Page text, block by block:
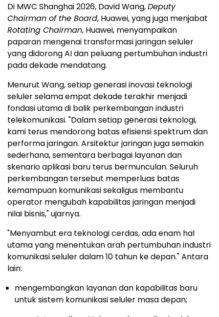
Di MWC Shanghai 2026, David Wang,Deputy
Chairman of the Board, Huawei, yang juga menjabat
Rotating Chairman, Huawei, menyampaikan
paparan mengenai transformasi jaringan seluler
yang didorong AI dan peluang pertumbuhan industri
pada dekade mendatang.
Menurut Wang, setiap generasi inovasi teknologi
seluler selama empat dekade terakhir menjadi
fondasi utama di balik perkembangan industri
telekomunikasi. "Dalam setiap generasi teknologi,
kami terus mendorong batas efisiensi spektrum dan
performa jaringan. Arsitektur jaringan juga semakin
sederhana, sementara berbagai layanan dan
skenario aplikasi baru terus bermunculan. Seluruh
perkembangan tersebut memperluas batas
kemampuan komunikasi sekaligus membantu
operator mengubah kapabilitas jaringan menjadi
nilai bisnis," ujarnya.
"Menyambut era teknologi cerdas, ada enam hal
utama yang menentukan arah pertumbuhan industri
komunikasi seluler dalam 10 tahun ke depan." Antara
lain:
mengembangkan layanan dan kapabilitas baru
untuk sistem komunikasi seluler masa depan;